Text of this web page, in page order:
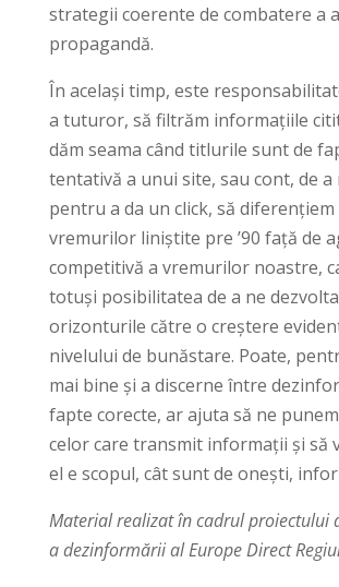
strategii coerente de combatere a
propagandă.
În același timp, este
a tuturor, să filtrăm informațiile
dăm seama când titlurile sunt de
tentativă a unui site, sau cont, de a
pentru a da un click, să
vremurilor liniștite pre ’90 față de
competitivă a vremurilor noastre,
totuși posibilitatea de a ne
orizonturile către o creștere
nivelului de bunăstare. Poate,
mai bine și a discerne între
fapte corecte, ar ajuta să ne punem
celor care transmit informații și să
el e scopul, cât sunt de onești,
Material realizat în cadrul proiectului
a dezinformării al Europe Direct